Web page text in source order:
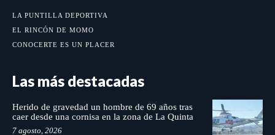
LA PUNTILLA DEPORTIVA
EL RINCÓN DE MOMO
CONOCERTE ES UN PLACER
Las más destacadas
Herido de gravedad un hombre de 69 años tras
caer desde una cornisa en la zona de La Quinta
7 agosto, 2026